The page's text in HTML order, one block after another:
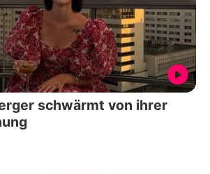
schwärmt von ihrer